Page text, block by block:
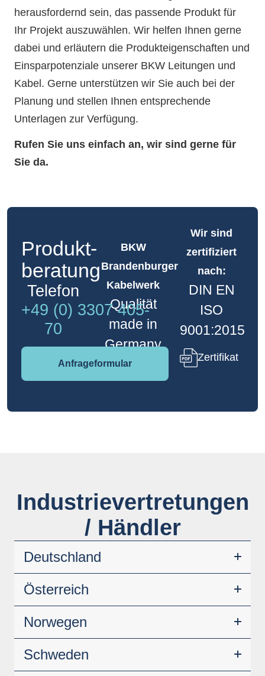
herausfordernd sein, das passende Produkt für
Ihr Projekt auszuwählen. Wir helfen Ihnen gerne
dabei und erläutern die Produkteigenschaften und
Einsparpotenziale unserer BKW Leitungen und
Kabel. Gerne unterstützen wir Sie auch bei der
Planung und stellen Ihnen entsprechende
Unterlagen zur Verfügung.
Rufen Sie uns einfach an, wir sind gerne für
Sie da.
BKW
Brandenburger
Kabelwerk
Qualität
made in
Germany
Produkt­
beratung
Telefon
+49 (0) 3307 405-
70
Anfrageformular
Wir sind
zertifiziert
nach:
DIN EN
ISO
9001:2015
Zertifikat
Industrie­vertretungen
/ Händler
Deutschland
Österreich
Norwegen
Schweden